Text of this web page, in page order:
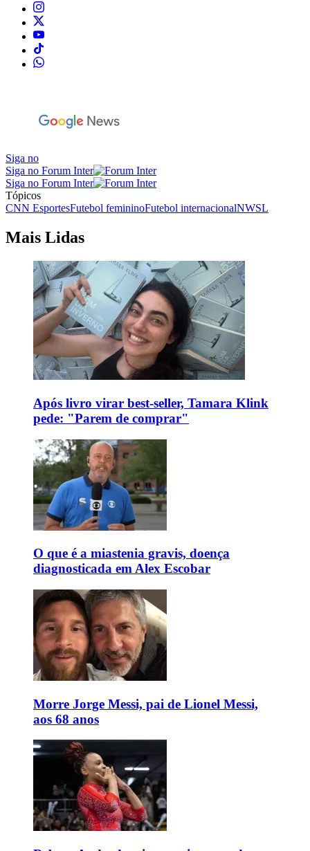
Siga no
Siga no Forum Inter
Siga no Forum Inter
Tópicos
CNN EsportesFutebol femininoFutebol internacionalNWSL
Mais Lidas
Após livro virar best-seller, Tamara Klink
pede: "Parem de comprar"
O que é a miastenia gravis, doença
diagnosticada em Alex Escobar
Morre Jorge Messi, pai de Lionel Messi,
aos 68 anos